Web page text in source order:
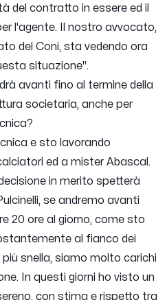
del contratto in essere ed il
l'agente. Il nostro avvocato,
del Coni, sta vedendo ora
situazione".
avanti fino al termine della
societaria, anche per
e sto lavorando
ed a mister Abascal.
in merito spetterà
se andremo avanti
20 ore al giorno, come sto
al fianco dei
snella, siamo molto carichi
In questi giorni ho visto un
con stima e rispetto tra